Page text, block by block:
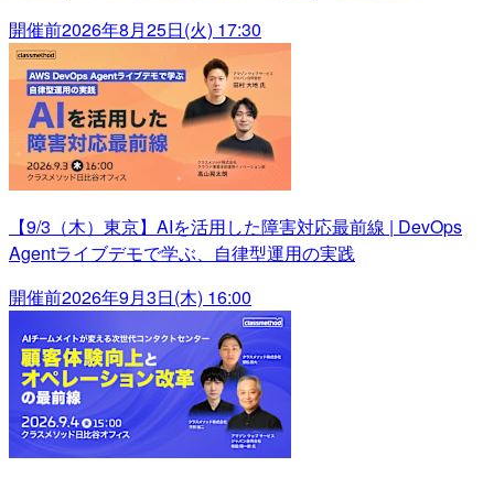
開催前2026年8月25日(火) 17:30
【9/3（木）東京】AIを活用した障害対応最前線 | DevOps
Agentライブデモで学ぶ、自律型運用の実践
開催前2026年9月3日(木) 16:00